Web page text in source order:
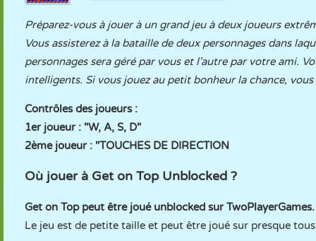
Préparez-vous à jouer à un grand jeu à deux joueurs
Vous assisterez à la bataille de deux personnages dans
personnages sera géré par vous et l'autre par votre ami.
intelligents. Si vous jouez au petit bonheur la chance,
Contrôles des joueurs :
1er joueur : "W, A, S, D"
2ème joueur : "TOUCHES DE DIRECTION
Où jouer à Get on Top Unblocked ?
Get on Top peut être joué unblocked sur TwoPlayerGames.
Le jeu est de petite taille et peut être joué sur presque